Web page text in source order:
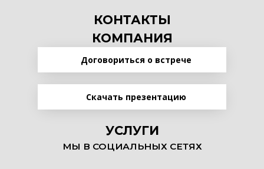
КОНТАКТЫ
КОМПАНИЯ
Договориться о встрече
Скачать презентацию
УСЛУГИ
МЫ В СОЦИАЛЬНЫХ СЕТЯХ